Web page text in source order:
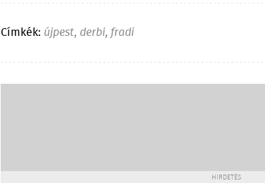
Címkék: újpest, derbi,fradi
HIRDETÉS